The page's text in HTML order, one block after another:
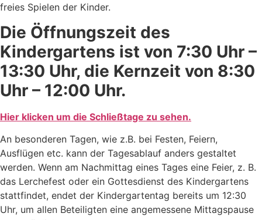
freies Spielen der Kinder.
Die Öffnungszeit des
Kindergartens ist von 7:30 Uhr –
13:30 Uhr, die Kernzeit von 8:30
Uhr – 12:00 Uhr.
Hier klicken um die Schließtage zu sehen.
An besonderen Tagen, wie z.B. bei Festen, Feiern,
Ausflügen etc. kann der Tagesablauf anders gestaltet
werden. Wenn am Nachmittag eines Tages eine Feier, z. B.
das Lerchefest oder ein Gottesdienst des Kindergartens
stattfindet, endet der Kindergartentag bereits um 12:30
Uhr, um allen Beteiligten eine angemessene Mittagspause